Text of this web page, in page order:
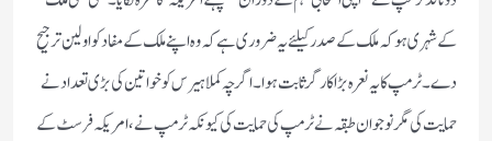
کے شہری ہو کہ ملک کے صدر کیلئے یہ ضروری ہے کہ وہ اپنے ملک کے مفاد کو اولین ترجیح
دے۔ ٹرمپ کا یہ نعرہ بڑا کارگر ثابت ہوا۔ اگرچہ کملا ہیرس کو خواتین کی بڑی تعداد نے
حمایت کی مگر نوجوان طبقہ نے ٹرمپ کی حمایت کی کیونکہ ٹرمپ نے، امریکہ فرسٹ کے